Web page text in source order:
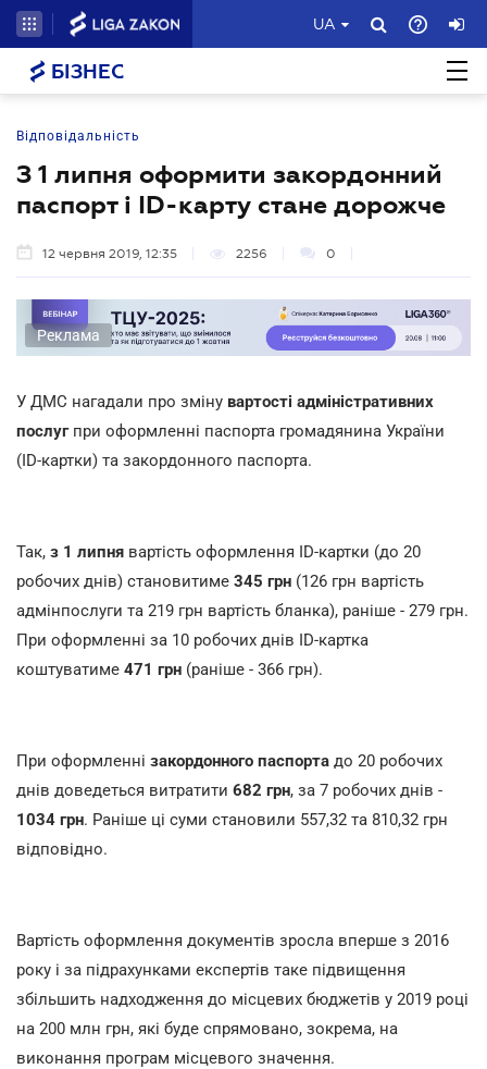
UA
БІЗНЕС
Відповідальність
З 1 липня оформити закордонний
паспорт і ID-карту стане дорожче
12 червня 2019, 12:35 2256 0
Реклама
У ДМС нагадали про зміну вартості адміністративних
послугпри оформленні паспорта громадянина України
(ID-картки) та закордонного паспорта.
Так, з 1 липня вартість оформлення ID-картки (до 20
робочих днів) становитиме 345 грн (126 грн вартість
адмінпослуги та 219 грн вартість бланка), раніше - 279 грн.
При оформленні за 10 робочих днів ID-картка
коштуватиме 471 грн (раніше - 366 грн).
При оформленні закордонного паспорта до 20 робочих
днів доведеться витратити 682 грн, за 7 робочих днів -
1034 грн. Раніше ці суми становили 557,32 та 810,32 грн
відповідно.
Вартість оформлення документів зросла вперше з 2016
року і за підрахунками експертів таке підвищення
збільшить надходження до місцевих бюджетів у 2019 році
на 200 млн грн, які буде спрямовано, зокрема, на
виконання програм місцевого значення.